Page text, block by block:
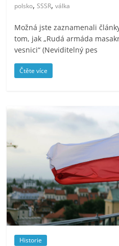
polsko,SSSR,válka
Možná jste zaznamenali
tom, jak „Rudá armáda
vesnici“ (Neviditelný pes
Čtěte více
Historie